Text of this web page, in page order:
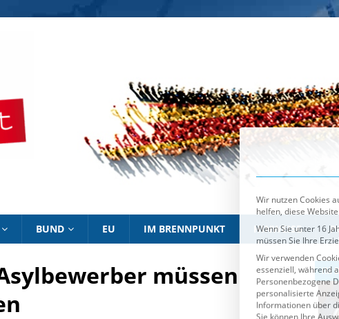
BUND EU IM BRENNPUNKT HINWEISE
müssen
IM BRENNPUNKT IM
Wir nutzen Cookies
helfen, diese
Wenn Sie unter 16
müssen Sie Ihre
essenziell, während
Personenbezogene
personalisierte
Sie können Ihre
Es folgt eine
Essenziell